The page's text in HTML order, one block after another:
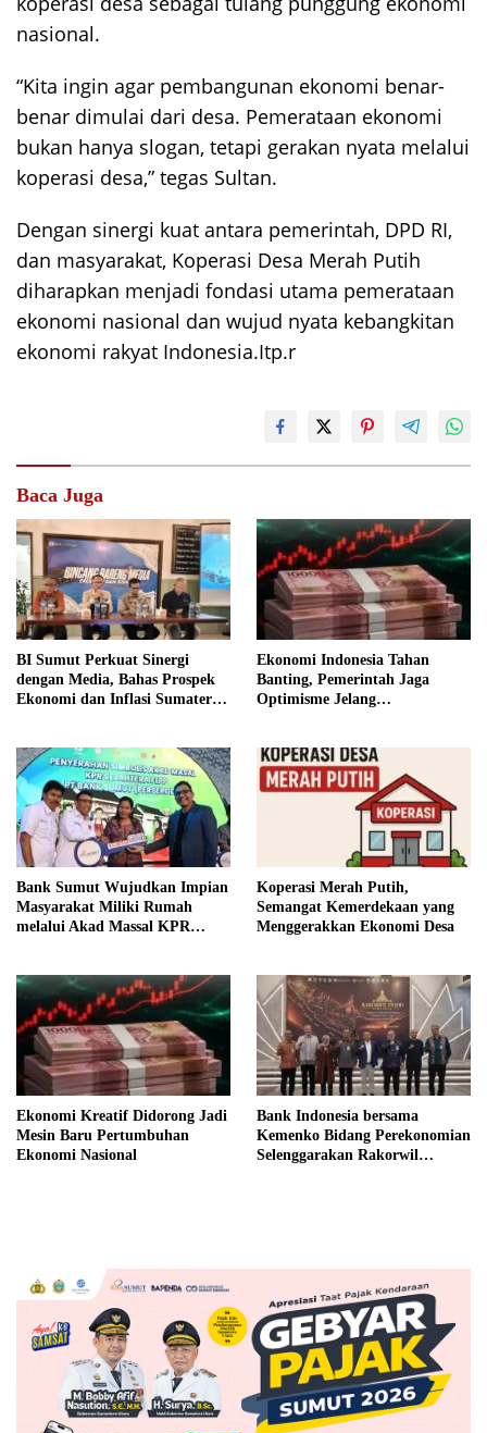
nasional.
“Kita ingin agar pembangunan ekonomi benar-
benar dimulai dari desa. Pemerataan ekonomi
bukan hanya slogan, tetapi gerakan nyata melalui
koperasi desa,” tegas Sultan.
Dengan sinergi kuat antara pemerintah, DPD RI,
dan masyarakat, Koperasi Desa Merah Putih
diharapkan menjadi fondasi utama pemerataan
ekonomi nasional dan wujud nyata kebangkitan
ekonomi rakyat Indonesia.Itp.r
Baca Juga
BI Sumut Perkuat Sinergi
dengan Media, Bahas Prospek
Ekonomi dan Inflasi Sumatera
Ekonomi Indonesia Tahan
Banting, Pemerintah Jaga
Optimisme Jelang
Bank Sumut Wujudkan Impian
Masyarakat Miliki Rumah
melalui Akad Massal KPR
Koperasi Merah Putih,
Semangat Kemerdekaan yang
Menggerakkan Ekonomi Desa
Ekonomi Kreatif Didorong Jadi
Mesin Baru Pertumbuhan
Ekonomi Nasional
Bank Indonesia bersama
Kemenko Bidang Perekonomian
Selenggarakan Rakorwil